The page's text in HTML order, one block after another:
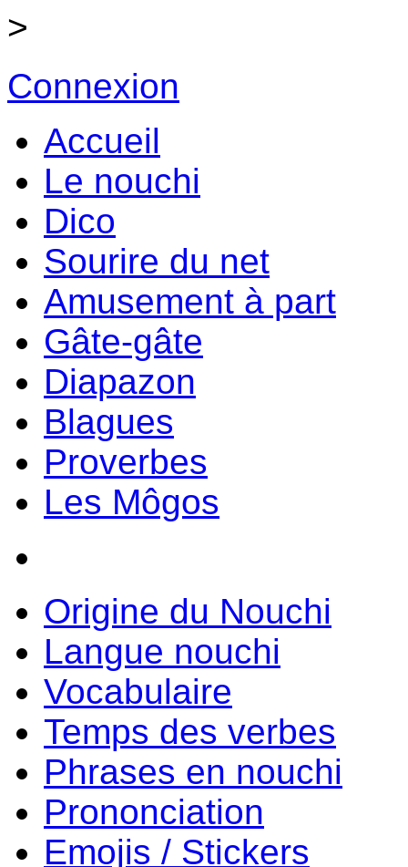
>
Connexion
Accueil
Le nouchi
Dico
Sourire du net
Amusement à part
Gâte-gâte
Diapazon
Blagues
Proverbes
Les Môgos
Origine du Nouchi
Langue nouchi
Vocabulaire
Temps des verbes
Phrases en nouchi
Prononciation
Emojis / Stickers